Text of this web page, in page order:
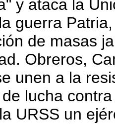
y ataca la
guerra
de masas
Obreros,
unen a la
lucha
URSS un